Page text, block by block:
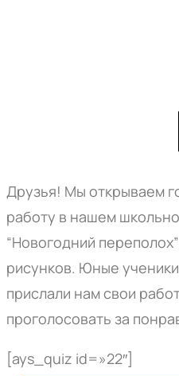
Друзья! Мы открываем
работу в нашем
“Новогодний
рисунков. Юные
прислали нам свои
проголосовать за
[ays_quiz id=»22″]